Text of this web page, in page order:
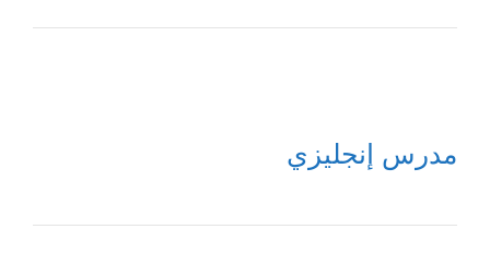
مدرس إنجليزي